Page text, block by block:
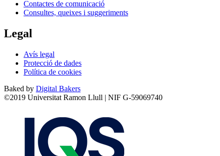
Contactes de comunicació
Consultes, queixes i suggeriments
Legal
Avís legal
Protecció de dades
Política de cookies
Baked by Digital Bakers
©2019 Universitat Ramon Llull | NIF G-59069740